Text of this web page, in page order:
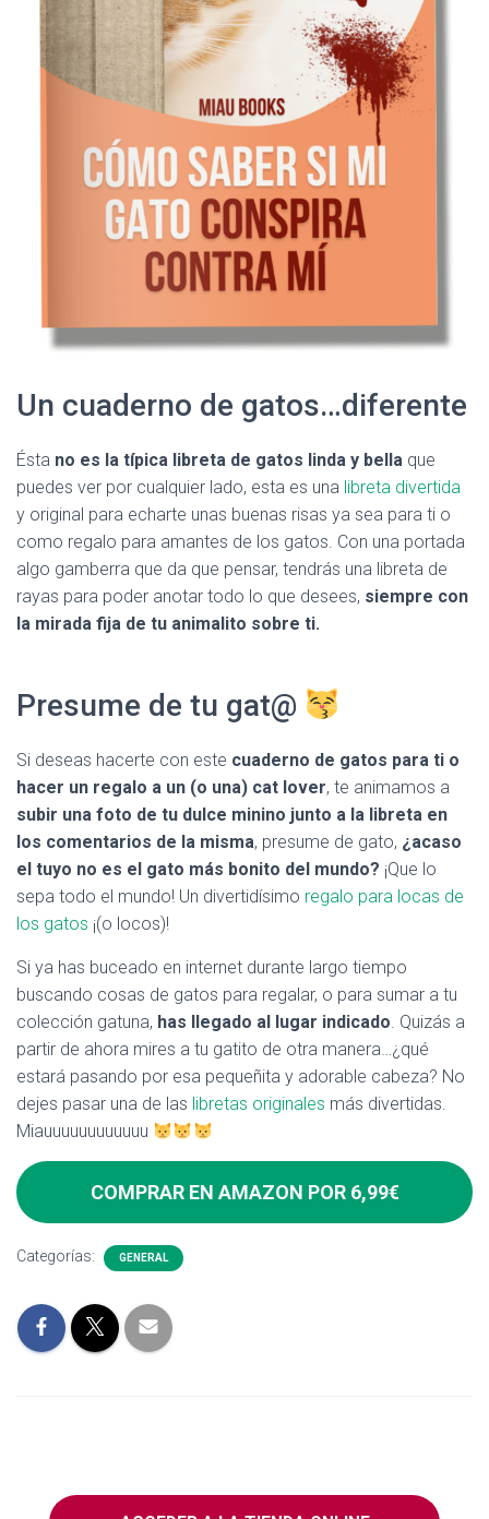
Un cuaderno de gatos…diferente
Ésta no es la típica libreta de gatos linda y bella que
puedes ver por cualquier lado, esta es una libreta divertida
y original para echarte unas buenas risas ya sea para ti o
como regalo para amantes de los gatos. Con una portada
algo gamberra que da que pensar, tendrás una libreta de
rayas para poder anotar todo lo que desees, siempre con
la mirada fija de tu animalito sobre ti.
Presume de tu gat@
Si deseas hacerte con este cuaderno de gatos para ti o
hacer un regalo a un (o una) cat lover, te animamos a
subir una foto de tu dulce minino junto a la libreta en
los comentarios de la misma, presume de gato, ¿acaso
el tuyo no es el gato más bonito del mundo? ¡Que lo
sepa todo el mundo! Un divertidísimo regalo para locas de
los gatos ¡(o locos)!
Si ya has buceado en internet durante largo tiempo
buscando cosas de gatos para regalar, o para sumar a tu
colección gatuna, has llegado al lugar indicado. Quizás a
partir de ahora mires a tu gatito de otra manera…¿qué
estará pasando por esa pequeñita y adorable cabeza? No
dejes pasar una de las libretas originales más divertidas.
Miauuuuuuuuuuuu
COMPRAR EN AMAZON POR 6,99€
Categorías: GENERAL